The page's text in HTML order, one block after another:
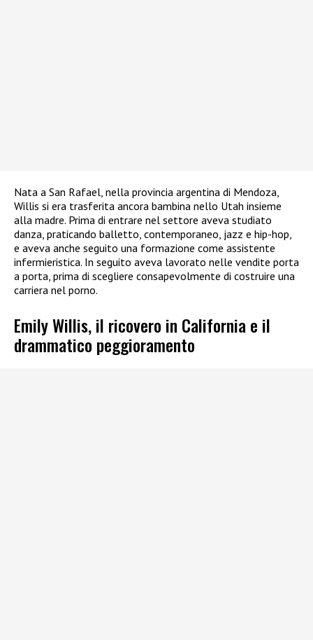
Nata a San Rafael, nella provincia argentina di Mendoza,
Willis si era trasferita ancora bambina nello Utah insieme
alla madre. Prima di entrare nel settore aveva studiato
danza, praticando balletto, contemporaneo, jazz e hip-hop,
e aveva anche seguito una formazione come assistente
infermieristica. In seguito aveva lavorato nelle vendite porta
a porta, prima di scegliere consapevolmente di costruire una
carriera nel porno.
Emily Willis, il ricovero in California e il
drammatico peggioramento